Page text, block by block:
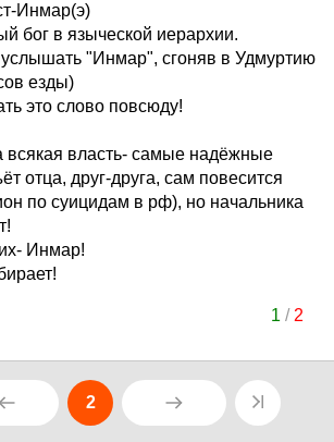
Инмар(э)
бог в языческой иерархии.
"Инмар", сгоняв в Удмуртию
езды)
это слово повсюду!
всякая власть- самые надёжные
отца, друг-друга, сам повесится
по суицидам в рф), но начальника
Инмар!
1 / 2
2